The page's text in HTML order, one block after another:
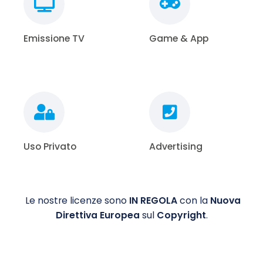
Emissione TV Game & App
Uso Privato Advertising
Le nostre licenze sonoIN REGOLAcon la Nuova
Direttiva Europea sulCopyright.